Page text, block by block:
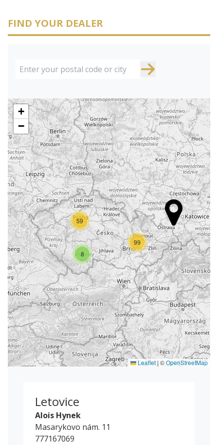
FIND YOUR DEALER
8
59
99
+
−
Leaflet | ©OpenStreetMap
Letovice
Alois Hynek
Masarykovo nám. 11
777167069